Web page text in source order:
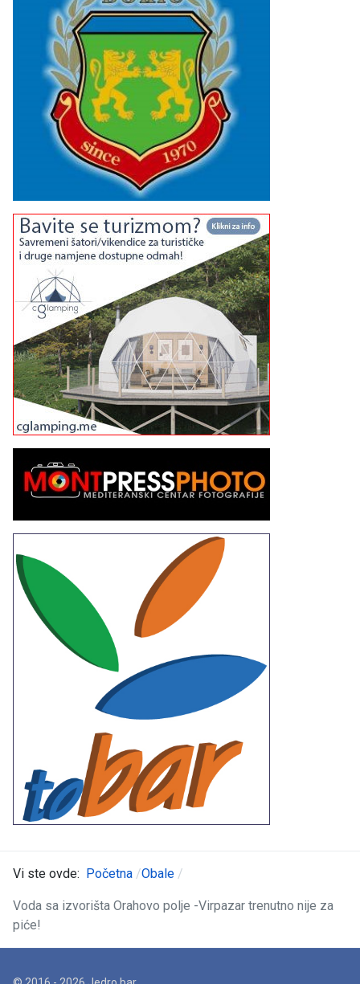
Vi ste ovde: Početna Obale
Voda sa izvorišta Orahovo polje -Virpazar trenutno nije za
piće!